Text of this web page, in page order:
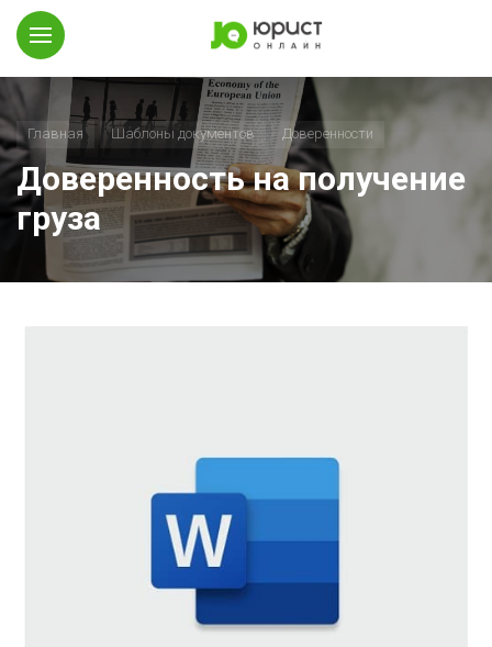
Главная Шаблоны документов Доверенности
Доверенность на получение
груза